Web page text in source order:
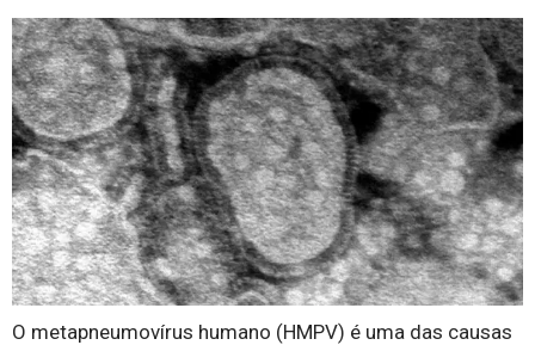
O metapneumovírus humano (HMPV) é uma das causas